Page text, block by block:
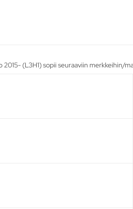
(L3H1) sopii seuraaviin merkkeihin/